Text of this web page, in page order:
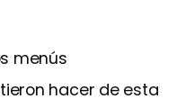
menús
hacer de esta